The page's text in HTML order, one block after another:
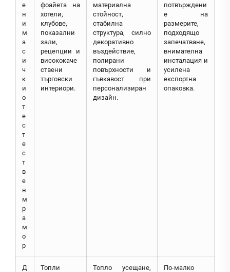
е
н
и
м
а
с
и
ч
к
и
о
т
е
с
т
е
с
т
в
е
н
м
р
а
м
о
р
фоайета на
хотели,
клубове,
показални
зали,
рецепции и
висококаче
ствени
търговски
интериори.
материална
стойност,
стабилна
структура, силно
декоративно
въздействие,
полирани
повърхности и
гъвкавост при
персонализиран
дизайн.
потвърждени
е на
размерите,
подходящо
запечатване,
внимателна
инсталация и
усилена
експортна
опаковка.
Д
Топли
Топло усещане,
По-малко